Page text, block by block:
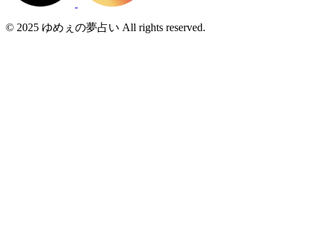
© 2025 ゆめぇの夢占い All rights reserved.